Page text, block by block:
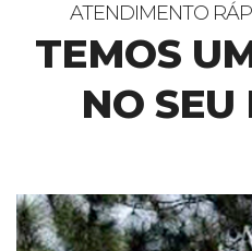
ATENDIMENTO
TEMOS
NO